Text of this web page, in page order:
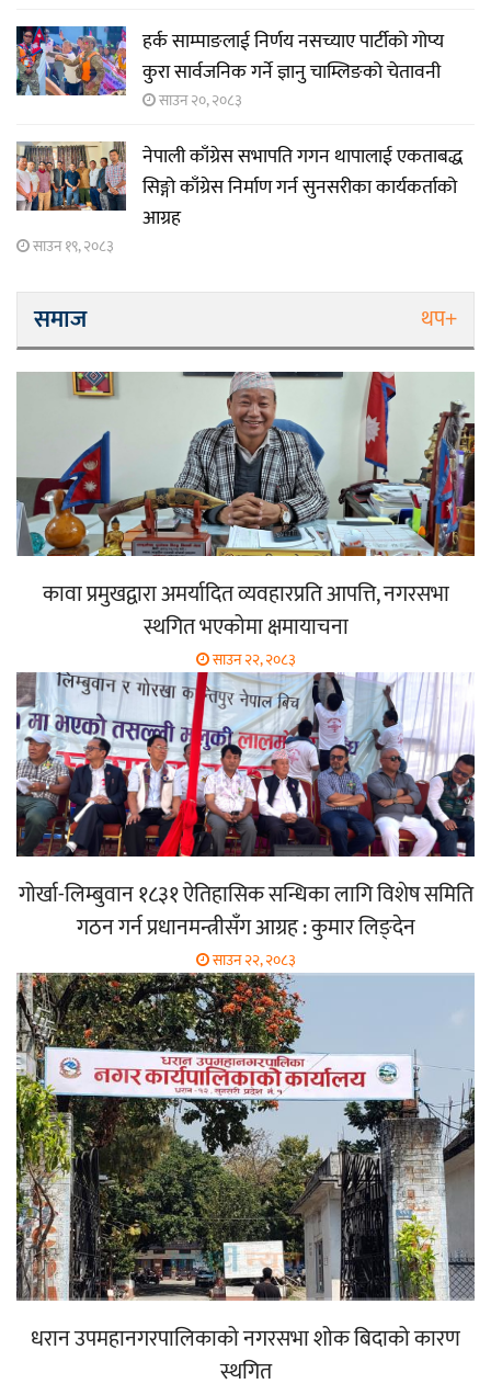
हर्क साम्पाङलाई निर्णय नसच्याए पार्टीको गोप्य
कुरा सार्वजनिक गर्ने ज्ञानु चाम्लिङको चेतावनी
साउन २०, २०८३
नेपाली काँग्रेस सभापति गगन थापालाई एकताबद्ध
सिङ्गो काँग्रेस निर्माण गर्न सुनसरीका कार्यकर्ताको
आग्रह
साउन १९, २०८३
समाज थप+
कावा प्रमुखद्वारा अमर्यादित व्यवहारप्रति आपत्ति, नगरसभा
स्थगित भएकोमा क्षमायाचना
साउन २२, २०८३
गोर्खा-लिम्बुवान १८३१ ऐतिहासिक सन्धिका लागि विशेष समिति
गठन गर्न प्रधानमन्त्रीसँग आग्रह : कुमार लिङ्देन
साउन २२, २०८३
धरान उपमहानगरपालिकाको नगरसभा शोक बिदाको कारण
स्थगित